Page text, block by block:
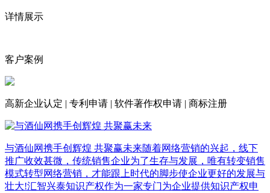
详情展示
客户案例
高新企业认定 | 专利申请 | 软件著作权申请 | 商标注册
与酒仙网携手创辉煌 共聚赢未来随着网络营销的兴起，线下
推广收效甚微，传统销售企业为了生存与发展，唯有转变销售
模式转型网络营销，才能跟上时代的脚步使企业更好的发展与
壮大!汇智兴泰知识产权作为一家专门为企业提供知识产权申